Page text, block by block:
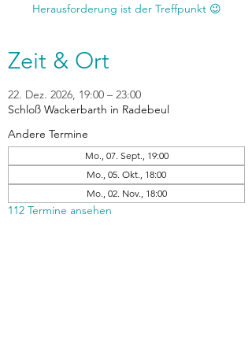
Zeit & Ort
22. Dez. 2026, 19:00 – 23:00
Schloß Wackerbarth in Radebeul
Andere Termine
Mo., 07. Sept., 19:00
Mo., 05. Okt., 18:00
Mo., 02. Nov., 18:00
112 Termine ansehen